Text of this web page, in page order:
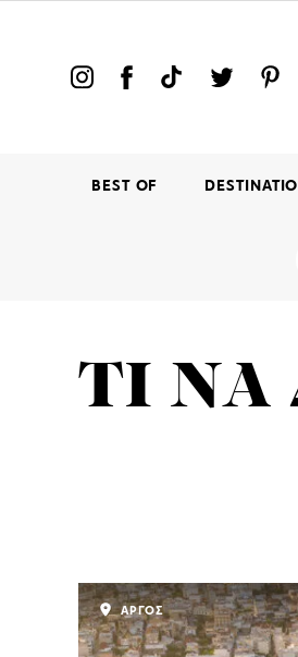
BEST OF
ΤΙ ΝΑ
ΑΡΓΟΣ